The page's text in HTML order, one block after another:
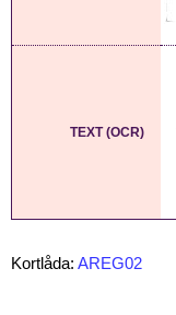
TEXT (OCR)
Kortlåda: AREG02